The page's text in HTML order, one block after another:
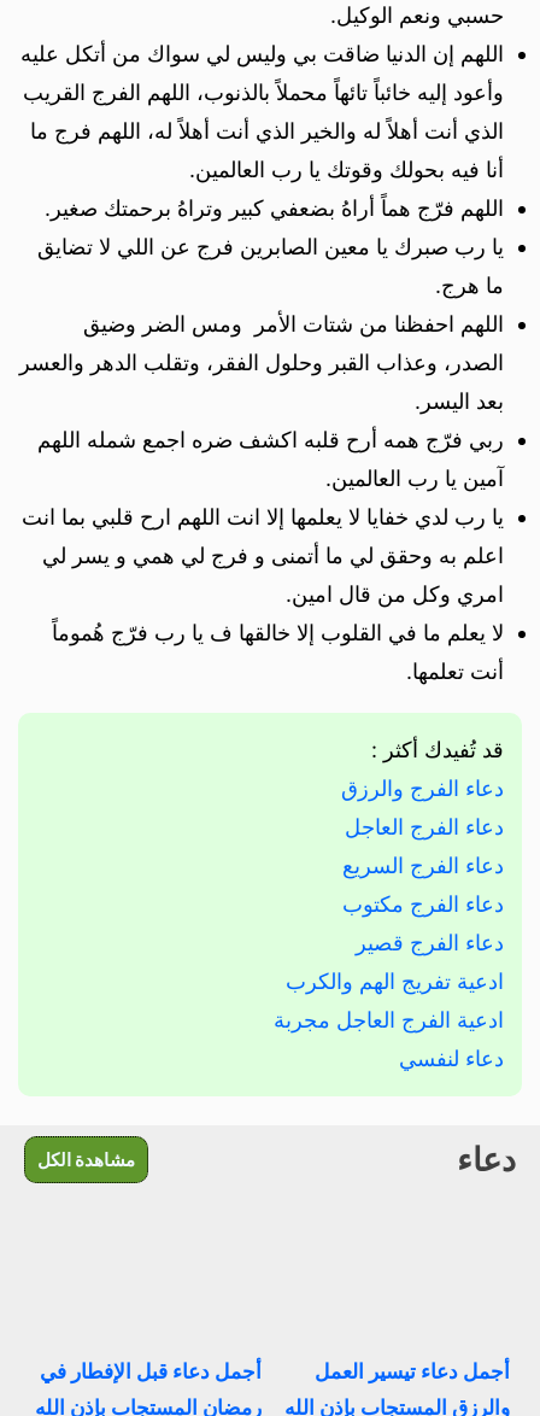
حسبي ونعم الوكيل.
اللهم إن الدنيا ضاقت بي وليس لي سواك من أتكل عليه
وأعود إليه خائباً تائهاً محملاً بالذنوب، اللهم الفرج القريب
الذي أنت أهلاً له والخير الذي أنت أهلاً له، اللهم فرج ما
أنا فيه بحولك وقوتك يا رب العالمين.
اللهم فرّج هماً أراهُ بضعفي كبير وتراهُ برحمتك صغير.
يا رب صبرك يا معين الصابرين فرج عن اللي لا تضايق
ما هرج.
اللهم احفظنا من شتات الأمر ومس الضر وضيق
الصدر، وعذاب القبر وحلول الفقر، وتقلب الدهر والعسر
بعد اليسر.
ربي فرّج همه أرح قلبه اكشف ضره اجمع شمله اللهم
آمين يا رب العالمين.
يا رب لدي خفايا لا يعلمها إلا انت اللهم ارح قلبي بما انت
اعلم به وحقق لي ما أتمنى و فرج لي همي و يسر لي
امري وكل من قال امين.
لا يعلم ما في القلوب إلا خالقها ف يا رب فرّج هُموماً
أنت تعلمها.
قد تُفيدك أكثر :
دعاء الفرج والرزق
دعاء الفرج العاجل
دعاء الفرج السريع
دعاء الفرج مكتوب
دعاء الفرج قصير
ادعية تفريج الهم والكرب
ادعية الفرج العاجل مجربة
دعاء لنفسي
دعاء مشاهدة الكل
أجمل دعاء تيسير العمل
والرزق المستجاب بإذن الله
أجمل دعاء قبل الإفطار في
رمضان المستجاب بإذن الله